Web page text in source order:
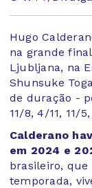
Hugo
na grande
Ljubljana, na
Shunsuke
de duração -
11/8, 4/11, 11/
Calderano
em 2024 e
brasileiro, que
temporada,